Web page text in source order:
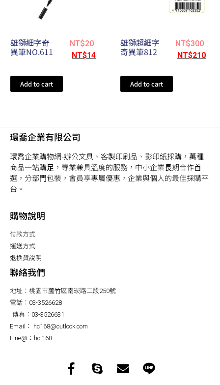
雄獅細字奇
異筆NO.611
NT$20
NT$14
Add to cart
雄獅超細字
奇異筆812
NT$300
NT$210
Add to cart
環喬企業有限公司
環喬企業購物網-辦公文具、客製印刷品、影印紙採購，萬種
商品⼀站購⾜，專業兼具溫度的服務，中⼩企業⻑期合作⾸
選，分部⾨包裝，會員享專屬優惠，企業與個⼈的最佳採購平
台。
購物說明
付款方式
運送方式
退換貨說明
聯絡我們
地址：桃園市蘆⽵區南崁路⼆段250號
電話：03-3526628
傳真：03-3526631
Email： hc168@outlook.com
Line@：hc.168